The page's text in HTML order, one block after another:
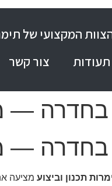
המקצועי של
תעודות צור קשר
בחדרה —
בחדרה —
תכנון וביצוע